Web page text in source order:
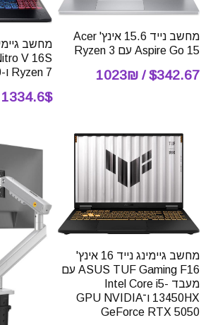
מחשב נייד 15.6 אינץ' Acer
Aspire Go 15 עם Ryzen 3
$342.67 / 1023₪
Ryzen 7 ו-RTX 5060
1334.6$ / 4000₪
מחשב גיימינג נייד 16 אינץ'
ASUS TUF Gaming F16 עם
מעבד Intel Core i5-
13450HX ו־GPU NVIDIA
GeForce RTX 5050